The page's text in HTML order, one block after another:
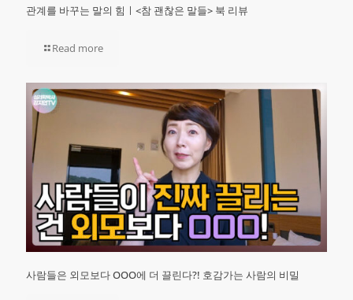
관계를 바꾸는 말의 힘ㅣ<참 괜찮은 말들> 북 리뷰
Read more
사람들은 외모보다 OOO에 더 끌린다?! 호감가는 사람의 비밀